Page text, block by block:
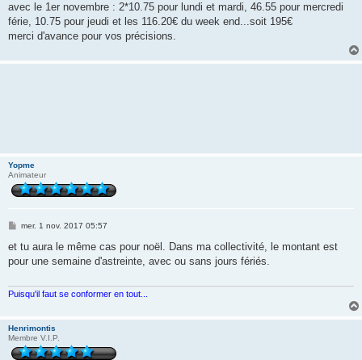
avec le 1er novembre : 2*10.75 pour lundi et mardi, 46.55 pour mercredi
férie, 10.75 pour jeudi et les 116.20€ du week end...soit 195€
merci d'avance pour vos précisions.
Yopme
Animateur
M
s
a
mer. 1 nov. 2017 05:57
et tu aura le même cas pour noël. Dans ma collectivité, le montant est
pour une semaine d'astreinte, avec ou sans jours fériés.
Puisqu'il faut se conformer en tout...
Henrimontis
Membre V.I.P.